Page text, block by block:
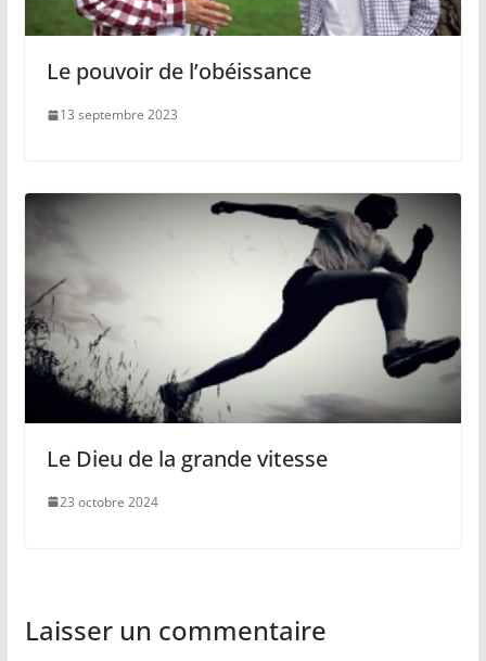
Le pouvoir de l’obéissance
13 septembre 2023
Le Dieu de la grande vitesse
23 octobre 2024
Laisser un commentaire